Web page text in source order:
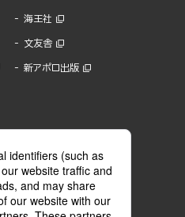
海王社
文友舎
新アポロ出版